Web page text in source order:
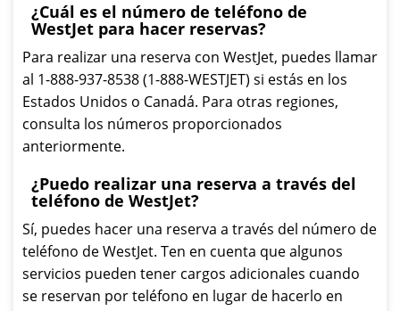
¿Cuál es el número de teléfono de
WestJet para hacer reservas?
Para realizar una reserva con WestJet, puedes llamar
al 1-888-937-8538 (1-888-WESTJET) si estás en los
Estados Unidos o Canadá. Para otras regiones,
consulta los números proporcionados
anteriormente.
¿Puedo realizar una reserva a través del
teléfono de WestJet?
Sí, puedes hacer una reserva a través del número de
teléfono de WestJet. Ten en cuenta que algunos
servicios pueden tener cargos adicionales cuando
se reservan por teléfono en lugar de hacerlo en